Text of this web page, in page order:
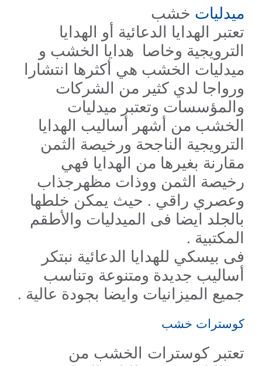
ميدليات خشب
تعتبر الهدايا الدعائية أو الهدايا
الترويجية وخاصا هدايا الخشب و
ميدليات الخشب هي أكثرها انتشارا
ورواجا لدي كثير من الشركات
والمؤسسات وتعتبر ميدليات
الخشب من أشهر أساليب الهدايا
الترويجية الناجحة ورخيصة الثمن
مقارنة بغيرها من الهدايا فهي
رخيصة الثمن ووذات مظهرجذاب
وعصري راقي . حيث يمكن خلطها
بالجلد ايضا فى الميدليات والأطقم
المكتبية .
فى بيسكي للهدايا الدعائية نبتكر
أساليب جديدة ومتنوعة وتناسب
جميع الميزانيات وايضا بجودة عالية .
كوسترات خشب
تعتبر كوسترات الخشب من